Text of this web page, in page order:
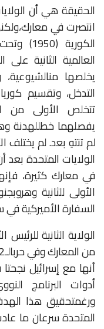
الحقيقةهيأن
انتصرتفيمعارك،
الكورية (
1950
) وتحت
العالمية الثانية على
يخلصها منالشيوعية،
التدخل، وتقسيم كوريا
تتخلص الأولى من
يفصلهما خطللهدنة
لمتنتهِبعد.لميختلف
الولاياتالمتحدةبعد
في معارك كثيرة،
الأولى للثانية وهروب
السفارةالأميركيةفي
الولاية الثانيةللرئيس
منالمعاركوفيحربالـ
أنها مع إسرائيل نجحتا
أدوات البرنامج
ورغمتحقيق هذا
المتحدةسرعانما